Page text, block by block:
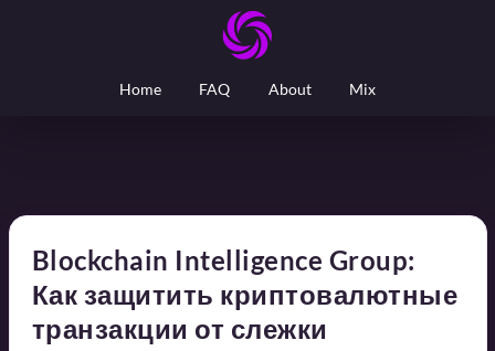
Home FAQ About Mix
Blockchain Intelligence Group:
Как защитить криптовалютные
транзакции от слежки